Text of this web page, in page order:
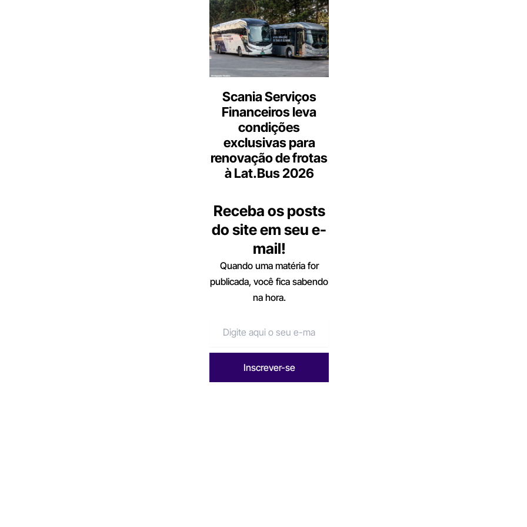
Scania Serviços
Financeiros leva
condições
exclusivas para
renovação de frotas
à Lat.Bus 2026
Receba os posts
do site em seu e-
mail!
Quando uma matéria for
publicada, você fica sabendo
na hora.
Inscrever-se